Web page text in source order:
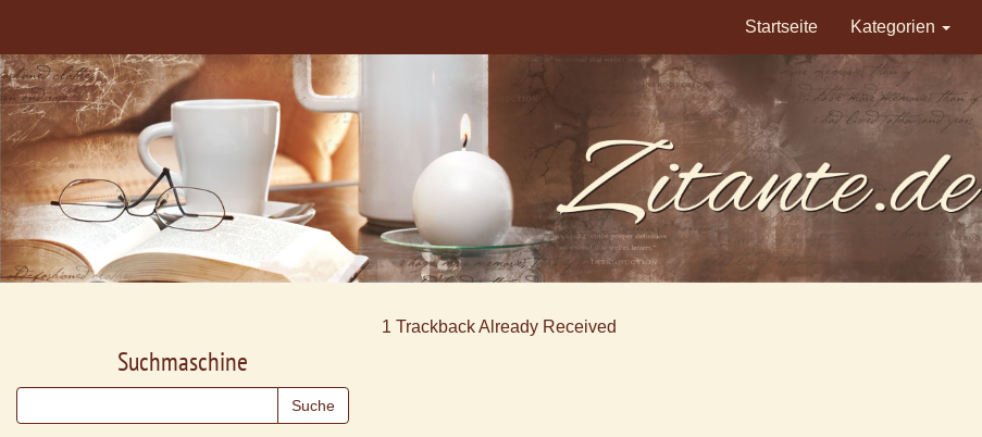
Startseite Kategorien
1 Trackback Already Received
Suchmaschine